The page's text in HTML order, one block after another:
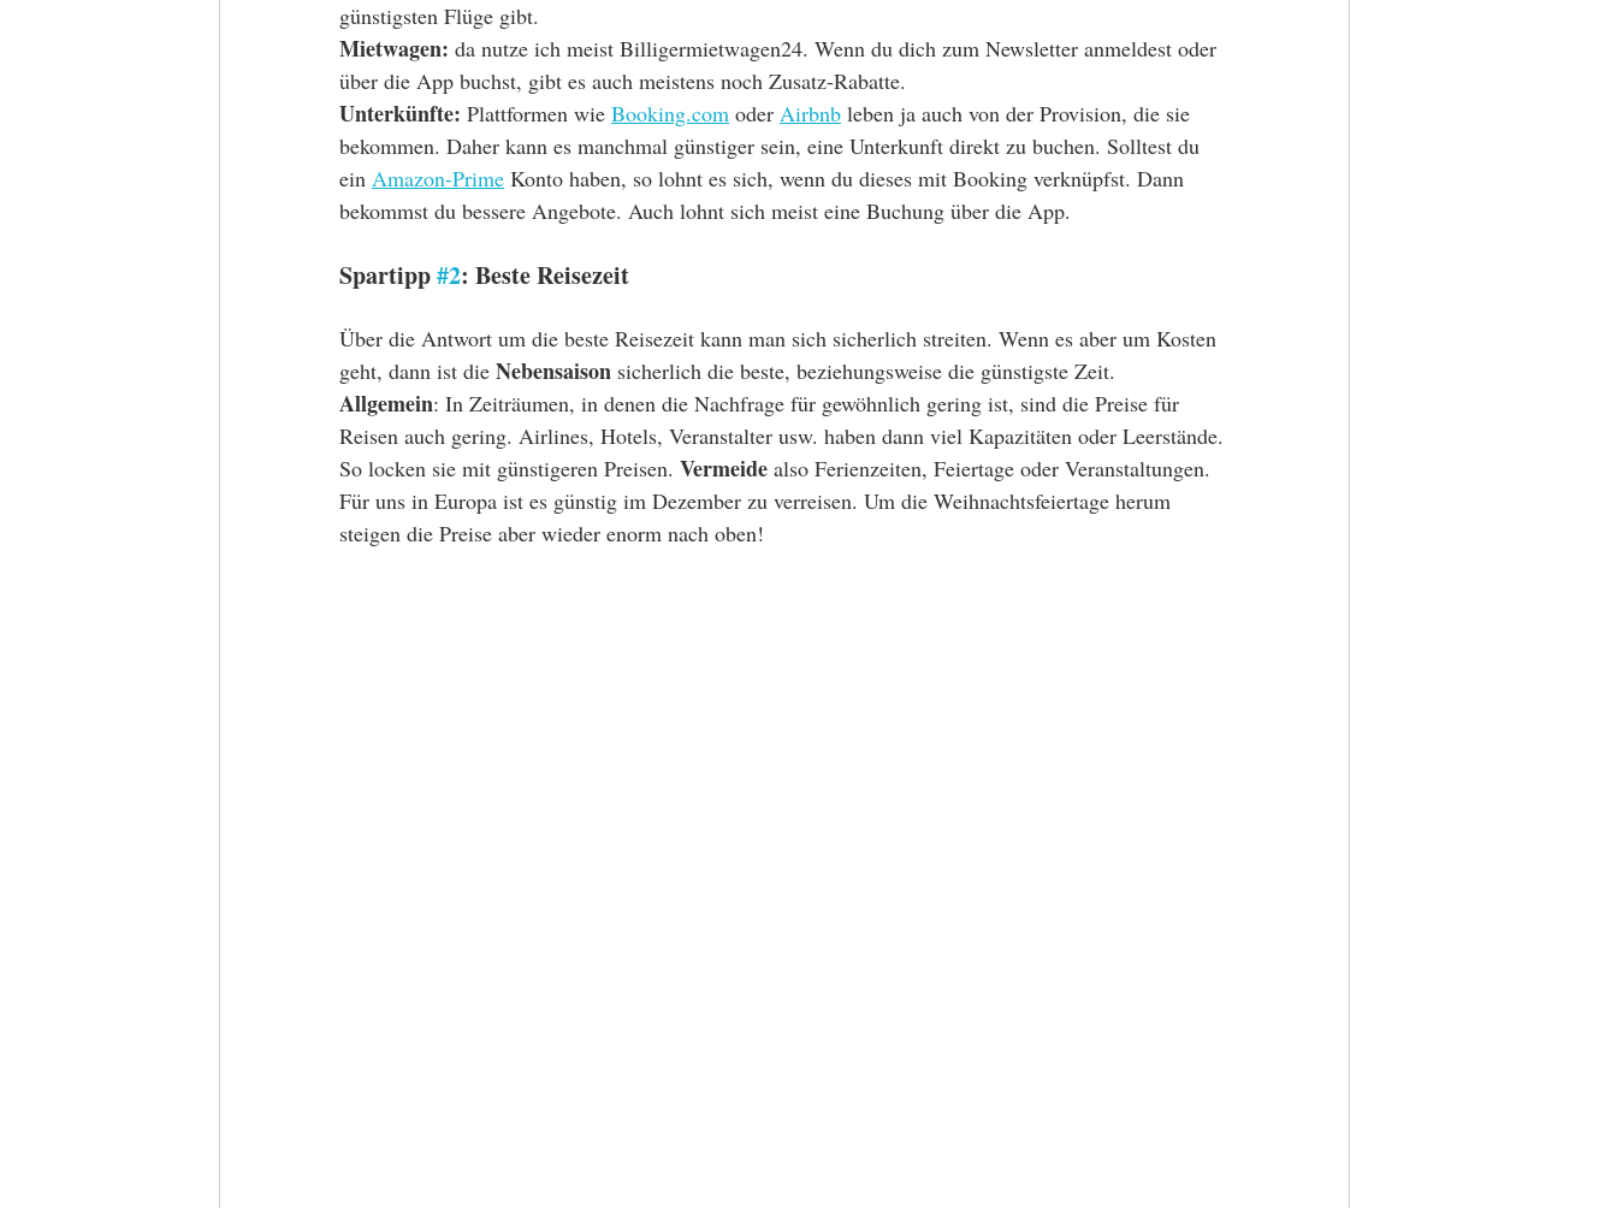
günstigsten Flüge gibt.
Mietwagen: da nutze ich meist Billigermietwagen24. Wenn du dich zum Newsletter anmeldest oder
über die App buchst, gibt es auch meistens noch Zusatz-Rabatte.
Unterkünfte: Plattformen wie Booking.com oder Airbnb leben ja auch von der Provision, die sie
bekommen. Daher kann es manchmal günstiger sein, eine Unterkunft direkt zu buchen. Solltest du
ein Amazon-Prime Konto haben, so lohnt es sich, wenn du dieses mit Booking verknüpfst. Dann
bekommst du bessere Angebote. Auch lohnt sich meist eine Buchung über die App.
Spartipp #2: Beste Reisezeit
Über die Antwort um die beste Reisezeit kann man sich sicherlich streiten. Wenn es aber um Kosten
geht, dann ist die Nebensaison sicherlich die beste, beziehungsweise die günstigste Zeit.
Allgemein: In Zeiträumen, in denen die Nachfrage für gewöhnlich gering ist, sind die Preise für
Reisen auch gering. Airlines, Hotels, Veranstalter usw. haben dann viel Kapazitäten oder Leerstände.
So locken sie mit günstigeren Preisen. Vermeide also Ferienzeiten, Feiertage oder Veranstaltungen.
Für uns in Europa ist es günstig im Dezember zu verreisen. Um die Weihnachtsfeiertage herum
steigen die Preise aber wieder enorm nach oben!